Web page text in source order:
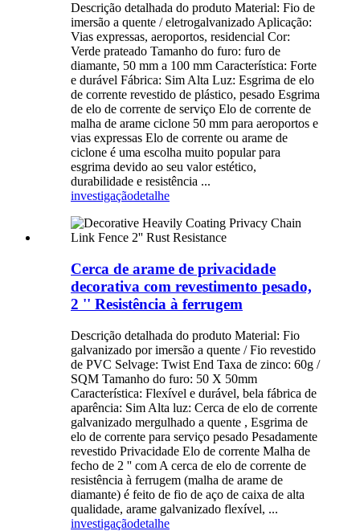
Descrição detalhada do produto Material: Fio de
imersão a quente / eletrogalvanizado Aplicação:
Vias expressas, aeroportos, residencial Cor:
Verde prateado Tamanho do furo: furo de
diamante, 50 mm a 100 mm Característica: Forte
e durável Fábrica: Sim Alta Luz: Esgrima de elo
de corrente revestido de plástico, pesado Esgrima
de elo de corrente de serviço Elo de corrente de
malha de arame ciclone 50 mm para aeroportos e
vias expressas Elo de corrente ou arame de
ciclone é uma escolha muito popular para
esgrima devido ao seu valor estético,
durabilidade e resistência ...
investigaçãodetalhe
Cerca de arame de privacidade
decorativa com revestimento pesado,
2 '' Resistência à ferrugem
Descrição detalhada do produto Material: Fio
galvanizado por imersão a quente / Fio revestido
de PVC Selvage: Twist End Taxa de zinco: 60g /
SQM Tamanho do furo: 50 X 50mm
Característica: Flexível e durável, bela fábrica de
aparência: Sim Alta luz: Cerca de elo de corrente
galvanizado mergulhado a quente , Esgrima de
elo de corrente para serviço pesado Pesadamente
revestido Privacidade Elo de corrente Malha de
fecho de 2 '' com A cerca de elo de corrente de
resistência à ferrugem (malha de arame de
diamante) é feito de fio de aço de caixa de alta
qualidade, arame galvanizado flexível, ...
investigaçãodetalhe